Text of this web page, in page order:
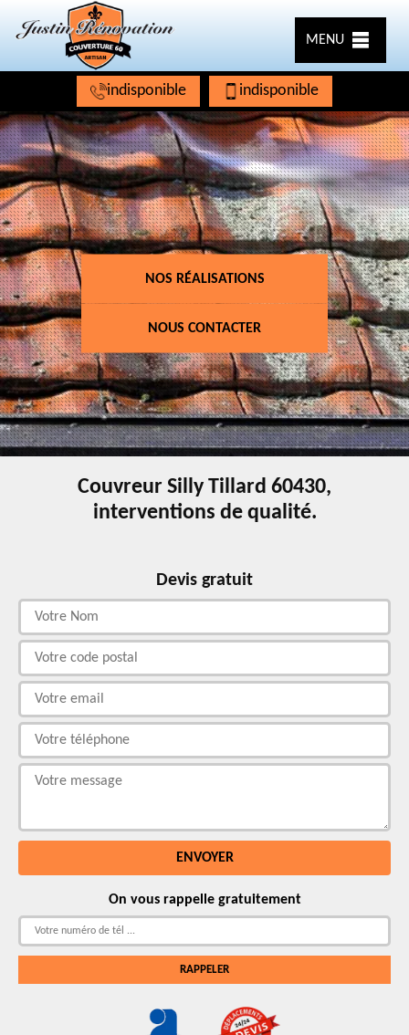
MENU
indisponible indisponible
NOS RÉALISATIONS
NOUS CONTACTER
Couvreur Silly Tillard 60430,
interventions de qualité.
Devis gratuit
On vous rappelle gratuitement